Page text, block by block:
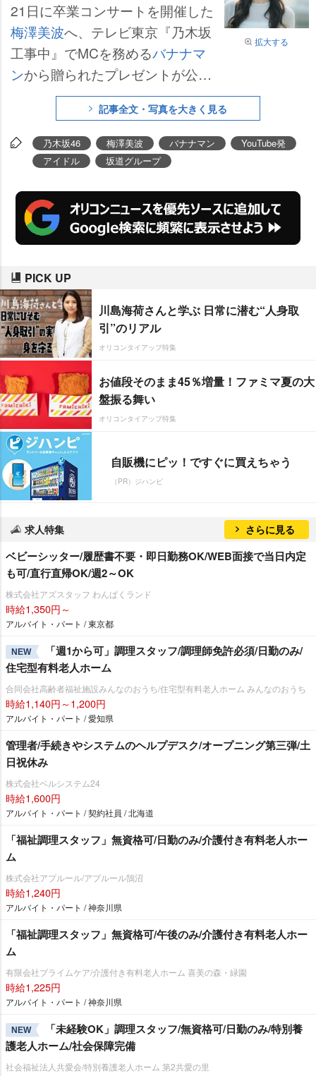
拡大する
21日に卒業コンサートを開催した
梅澤美波へ、テレビ東京『乃木坂
工事中』でMCを務めるバナナマ
ンから贈られたプレゼントが公開
された。
記事全文・写真を大きく見る
乃木坂46 梅澤美波 バナナマン
YouTube発
アイドル
坂道グループ
PICK UP
川島海荷さんと学ぶ 日常に潜む“人身取
引”のリアル
オリコンタイアップ特集
お値段そのまま45％増量！ファミマ夏の大
盤振る舞い
オリコンタイアップ特集
自販機にピッ！ですぐに買えちゃう
（PR）ジハンピ
求人特集 さらに見る
ベビーシッター/履歴書不要・即日勤務OK/WEB面接で当日内定
も可/直行直帰OK/週2～OK
株式会社アズスタッフ わんぱくランド
時給1,350円～
アルバイト・パート / 東京都
NEW
「週1から可」調理スタッフ/調理師免許必須/日勤のみ/
住宅型有料老人ホーム
合同会社高齢者福祉施設みんなのおうち/住宅型有料老人ホーム みんなのおうち
時給1,140円～1,200円
アルバイト・パート / 愛知県
管理者/手続きやシステムのヘルプデスク/オープニング第三弾/土
日祝休み
株式会社ベルシステム24
時給1,600円
アルバイト・パート / 契約社員 / 北海道
「福祉調理スタッフ」無資格可/日勤のみ/介護付き有料老人ホー
ム
株式会社アプルール/アプルール鵠沼
時給1,240円
アルバイト・パート / 神奈川県
「福祉調理スタッフ」無資格可/午後のみ/介護付き有料老人ホー
ム
有限会社プライムケア/介護付き有料老人ホーム 喜美の森・緑園
時給1,225円
アルバイト・パート / 神奈川県
NEW
「未経験OK」調理スタッフ/無資格可/日勤のみ/特別養
護老人ホーム/社会保障完備
社会福祉法人共愛会/特別養護老人ホーム 第2共愛の里